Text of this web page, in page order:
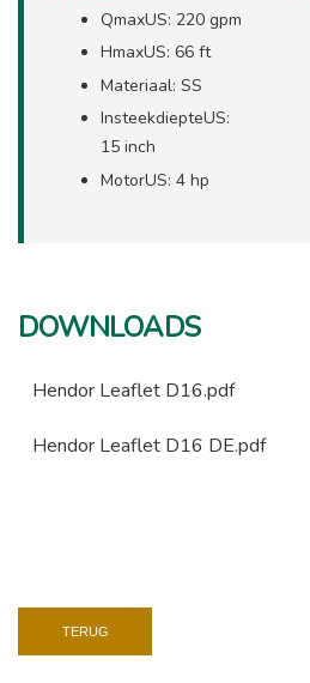
QmaxUS: 220 gpm
HmaxUS: 66 ft
Materiaal: SS
InsteekdiepteUS:
15 inch
MotorUS: 4 hp
DOWNLOADS
Hendor Leaflet D16.pdf
Hendor Leaflet D16 DE.pdf
TERUG